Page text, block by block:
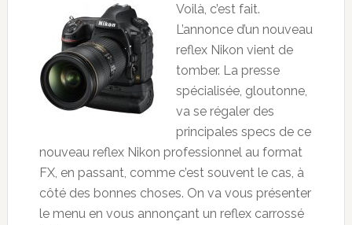
Voilà, c’est fait.
L’annonce d’un nouveau
reflex Nikon vient de
tomber. La presse
spécialisée, gloutonne,
va se régaler des
principales specs de ce
nouveau reflex Nikon professionnel au format
FX, en passant, comme c’est souvent le cas, à
côté des bonnes choses. On va vous présenter
le menu en vous annonçant un reflex carrossé